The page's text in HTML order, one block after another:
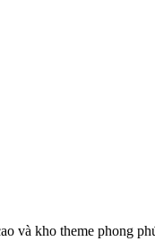
và kho theme phong